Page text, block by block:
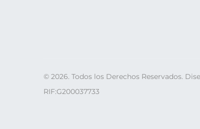
© 2026. Todos los Derechos Reservados.
RIF:G200037733